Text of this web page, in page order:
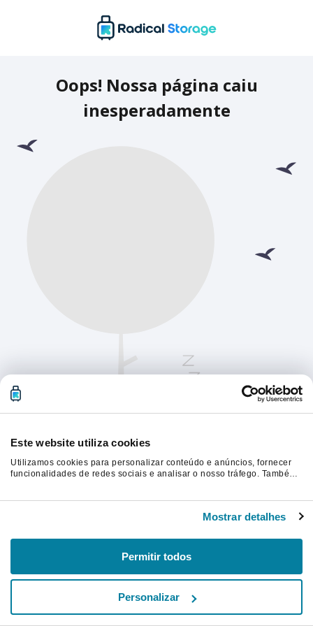
Este website utiliza cookies
Utilizamos cookies para personalizar conteúdo e anúncios, fornecer
funcionalidades de redes sociais e analisar o nosso tráfego. Também
recolhidas por estes a partir da sua utilização dos respetivos serviços.
Mostrar detalhes
Permitir todos
Personalizar
Oops! Nossa página caiu
inesperadamente
Atualize a página para continuar.
Atualizar